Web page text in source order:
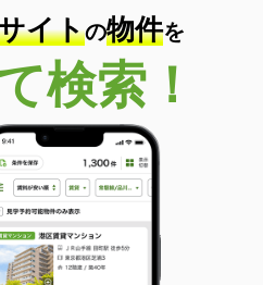
イトの物件を
検索！